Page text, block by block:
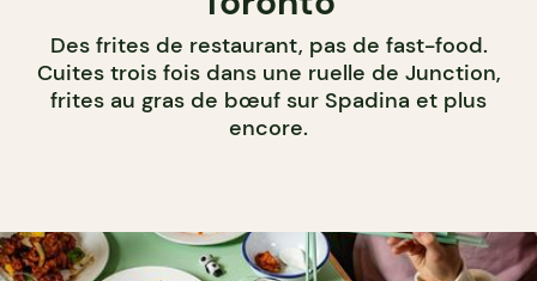
Des frites de restaurant, pas de fast-food.
Cuites trois fois dans une ruelle de Junction,
frites au gras de bœuf sur Spadina et plus
encore.